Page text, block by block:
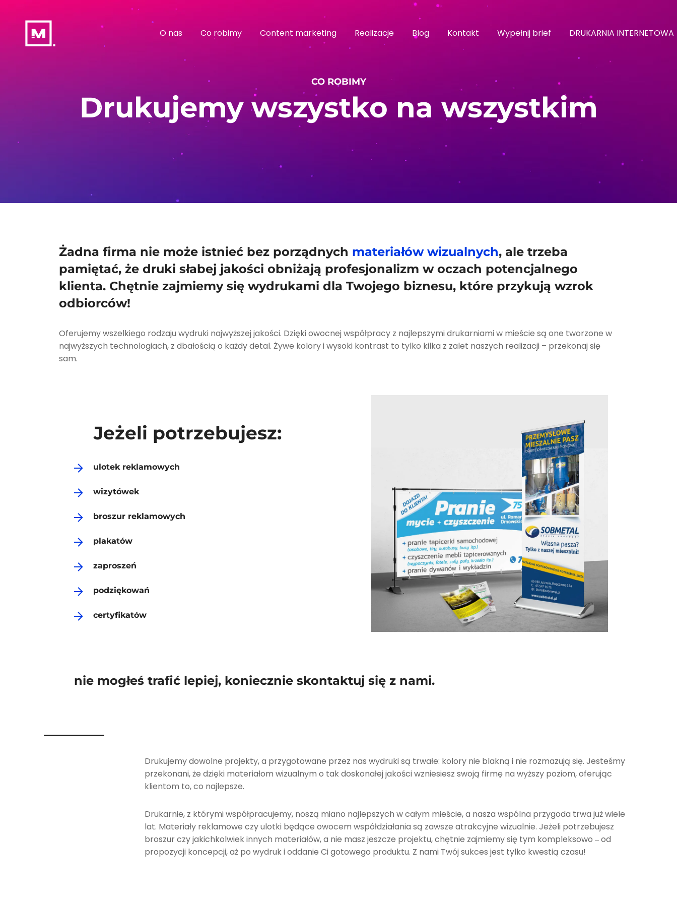
O nas Co robimy Content marketing Realizacje Blog Kontakt Wypełnij brief DRUKARNIA INTERNETOWA
CO ROBIMY
Drukujemy wszystko na wszystkim
Żadna firma nie może istnieć bez porządnych materiałów wizualnych, ale trzeba
pamiętać, że druki słabej jakości obniżają profesjonalizm w oczach potencjalnego
klienta. Chętnie zajmiemy się wydrukami dla Twojego biznesu, które przykują wzrok
odbiorców!
Oferujemy wszelkiego rodzaju wydruki najwyższej jakości. Dzięki owocnej współpracy z najlepszymi drukarniami w mieście są one tworzone w
najwyższych technologiach, z dbałością o każdy detal. Żywe kolory i wysoki kontrast to tylko kilka z zalet naszych realizacji – przekonaj się
sam.
Jeżeli potrzebujesz:
ulotek reklamowych
wizytówek
broszur reklamowych
plakatów
zaproszeń
podziękowań
certyfikatów
nie mogłeś trafić lepiej, koniecznie skontaktuj się z nami.
Drukujemy dowolne projekty, a przygotowane przez nas wydruki są trwałe: kolory nie blakną i nie rozmazują się. Jesteśmy
przekonani, że dzięki materiałom wizualnym o tak doskonałej jakości wzniesiesz swoją firmę na wyższy poziom, oferując
klientom to, co najlepsze.
Drukarnie, z którymi współpracujemy, noszą miano najlepszych w całym mieście, a nasza wspólna przygoda trwa już wiele
lat. Materiały reklamowe czy ulotki będące owocem współdziałania są zawsze atrakcyjne wizualnie. Jeżeli potrzebujesz
broszur czy jakichkolwiek innych materiałów, a nie masz jeszcze projektu, chętnie zajmiemy się tym kompleksowo ‒ od
propozycji koncepcji, aż po wydruk i oddanie Ci gotowego produktu. Z nami Twój sukces jest tylko kwestią czasu!